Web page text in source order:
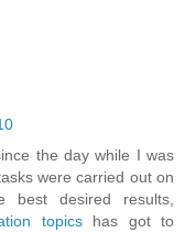
the day while I was
were carried out on
best desired results,
topicshas got to